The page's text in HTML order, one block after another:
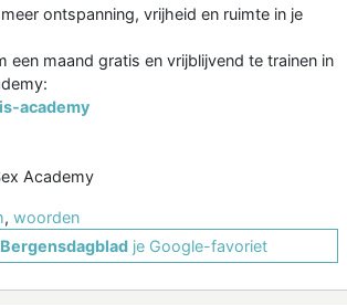
ontspanning, vrijheid en ruimte in je
een maand gratis en vrijblijvend te trainen in
academy
Academy
, woorden
Bergensdagbladje Google-favoriet